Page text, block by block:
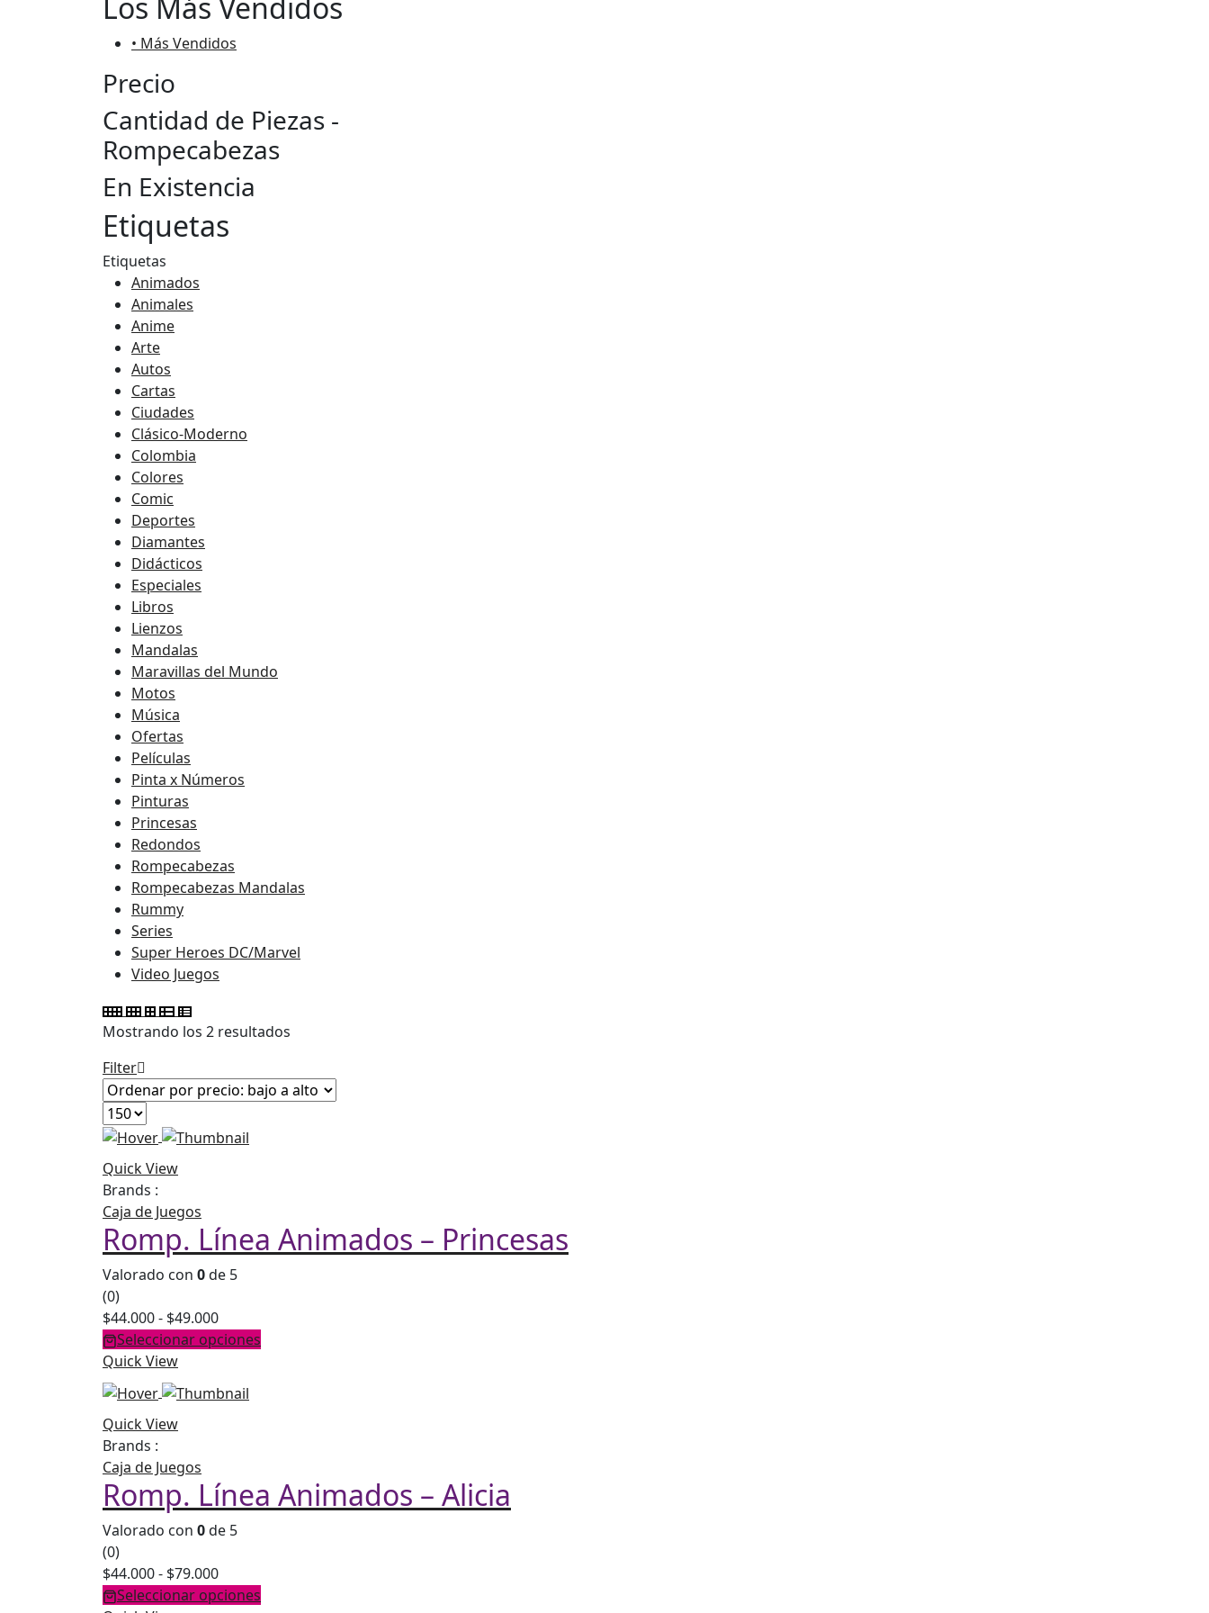
Los Más Vendidos
• Más Vendidos
Precio
Cantidad de Piezas -
Rompecabezas
En Existencia
Etiquetas
Etiquetas
Animados
Animales
Anime
Arte
Autos
Cartas
Ciudades
Clásico-Moderno
Colombia
Colores
Comic
Deportes
Diamantes
Didácticos
Especiales
Libros
Lienzos
Mandalas
Maravillas del Mundo
Motos
Música
Ofertas
Películas
Pinta x Números
Pinturas
Princesas
Redondos
Rompecabezas
Rompecabezas Mandalas
Rummy
Series
Super Heroes DC/Marvel
Video Juegos
Mostrando los 2 resultados
precio:
bajo
Filter
Quick View
Brands :
Caja de Juegos
Romp. Línea Animados – Princesas
Valorado con 0de 5
(0)
$44.000- $49.000Rango
de
$44.000
Seleccionar opciones
Quick View
Quick View
Brands :
Caja de Juegos
Romp. Línea Animados – Alicia
Valorado con 0de 5
(0)
$44.000- $79.000Rango
de
Seleccionar opciones